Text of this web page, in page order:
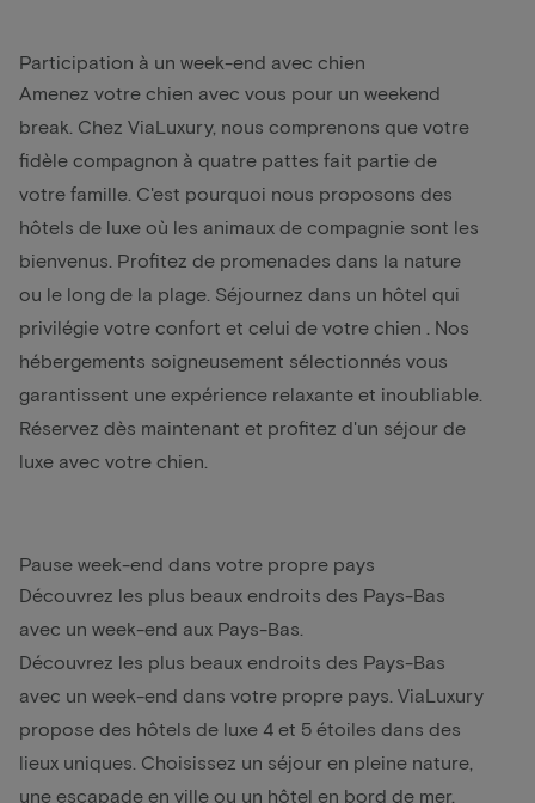
Participation à un week-end avec chien
Amenez votre chien avec vous pour un weekend
break . Chez ViaLuxury, nous comprenons que votre
fidèle compagnon à quatre pattes fait partie de
votre famille. C'est pourquoi nous proposons des
hôtels de luxe où les animaux de compagnie sont les
bienvenus. Profitez de promenades dans la nature
ou le long de la plage. Séjournez dans un hôtel qui
privilégie votre confort et celui de votre chien
. Nos
hébergements soigneusement sélectionnés vous
garantissent une expérience relaxante et inoubliable.
Réservez dès maintenant et profitez d'un séjour de
luxe avec votre chien.
Pause week-end dans votre propre pays
Découvrez les plus beaux endroits des Pays-Bas
avec un week-end aux Pays-Bas.
Découvrez les plus beaux endroits des Pays-Bas
avec un week-end dans votre propre pays. ViaLuxury
propose des hôtels de luxe 4 et 5 étoiles dans des
lieux uniques. Choisissez un séjour en pleine nature,
une escapade en ville ou un hôtel en bord de mer.